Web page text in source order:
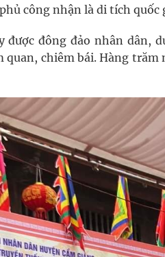
công nhận là di tích quốc
được đông đảo nhân dân,
quan, chiêm bái. Hàng